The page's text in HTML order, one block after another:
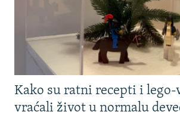
Kako su ratni recepti i
vraćali život u normalu